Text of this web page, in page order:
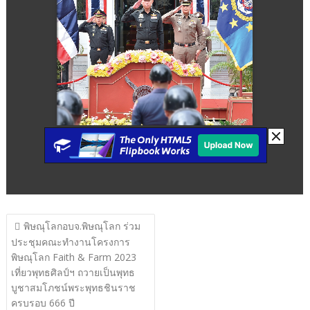
แนะแนว
เรื่อง
พิษณุโลกอบจ.พิษณุโลก ร่วม
ประชุมคณะทำงานโครงการ
พิษณุโลก Faith & Farm 2023
เที่ยวพุทธศิลป์ฯ ถวายเป็นพุทธ
บูชาสมโภชน์พระพุทธชินราช
ครบรอบ 666 ปี